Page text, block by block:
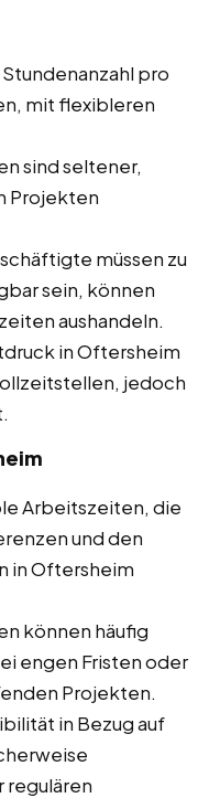
pro
mit flexibleren
sind seltener,
Projekten
müssen zu
sein, können
aushandeln.
in Oftersheim
jedoch
Arbeitszeiten, die
und den
in Oftersheim
können häufig
engen Fristen oder
Projekten.
in Bezug auf
regulären